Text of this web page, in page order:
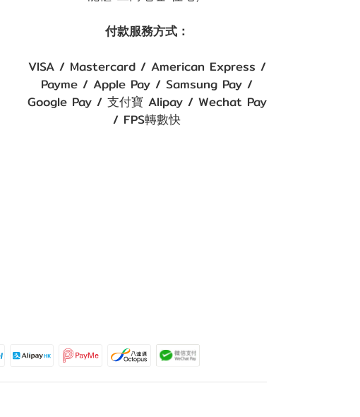
付款服務方式：
VISA / Mastercard / American Express /
Payme / Apple Pay / Samsung Pay /
Google Pay / 支付寶 Alipay / Wechat Pay
/ FPS轉數快